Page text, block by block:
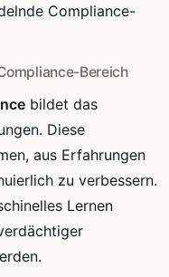
Compliance-
Bereich
bildet das
Diese
aus Erfahrungen
zu verbessern.
Lernen